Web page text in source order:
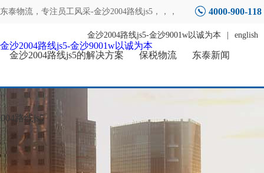
东泰物流，专注 员工风采-金沙2004路线js5 ，，， 4000-900-118
金沙2004路线js5-金沙9001w以诚为本 english
金沙2004路线js5-金沙9001w以诚为本
金沙2004路线js5的解决方案
保税物流 东泰新闻
路线js5